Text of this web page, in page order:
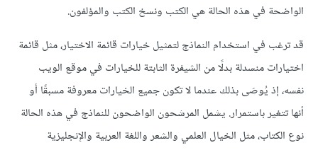
الواضحة في هذه الحالة هي الكتب ونسخ الكتب والمؤلفون.
قد ترغب في استخدام النماذج لتمثيل خيارات قائمة الاختيار، مثل قائمة
اختيارات منسدلة بدلًا من الشيفرة الثابتة للخيارات في موقع الويب
نفسه، إذ يُوصَى بذلك عندما لا تكون جميع الخيارات معروفة مسبقًا أو
أنها تتغير باستمرار. يشمل المرشحون الواضحون للنماذج في هذه الحالة
نوع الكتاب، مثل الخيال العلمي والشعر واللغة العربية والإنجليزية